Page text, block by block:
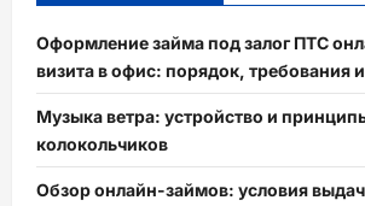
Оформление займа под залог ПТС
визита в офис: порядок, требования
Музыка ветра: устройство и
колокольчиков
Обзор онлайн-займов: условия